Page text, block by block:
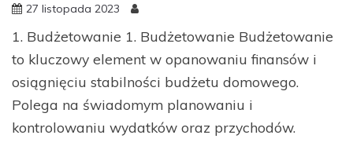
27 listopada 2023
1. Budżetowanie 1. Budżetowanie Budżetowanie
to kluczowy element w opanowaniu finansów i
osiągnięciu stabilności budżetu domowego.
Polega na świadomym planowaniu i
kontrolowaniu wydatków oraz przychodów.